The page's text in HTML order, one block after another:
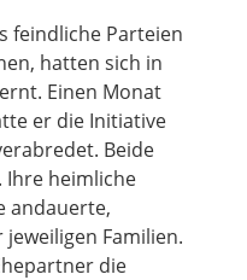
feindliche Parteien
hatten sich in
Einen Monat
er die Initiative
Beide
heimliche
andauerte,
Familien.
die